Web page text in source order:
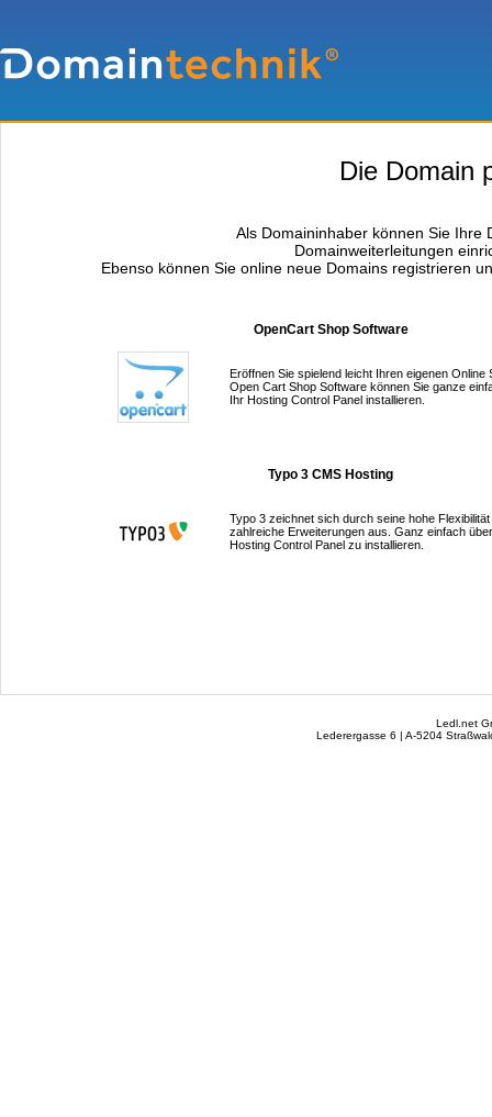
Die Domain
Als Domaininhaber können Sie Ihre
Domainweiterleitungen
Ebenso können Sie online neue Domains registrieren
OpenCart Shop Software
Eröffnen Sie spielend leicht Ihren eigenen Online
Open Cart Shop Software können Sie ganze
Ihr Hosting Control Panel installieren.
Typo 3 CMS Hosting
Typo 3 zeichnet sich durch seine hohe Flexibilität
zahlreiche Erweiterungen aus. Ganz einfach
Hosting Control Panel zu installieren.
Ledl.net
Lederergasse 6 | A-5204